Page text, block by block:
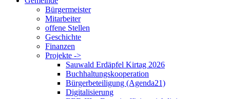
Bürgermeister
Mitarbeiter
offene Stellen
Geschichte
Finanzen
Projekte ->
Sauwald Erdäpfel Kirtag 2026
Buchhaltungskooperation
Bürgerbeteiligung (Agenda21)
Digitalisierung